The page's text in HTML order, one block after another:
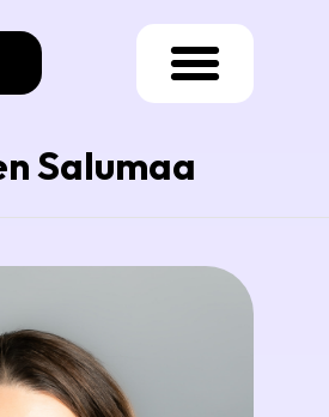
Salumaa